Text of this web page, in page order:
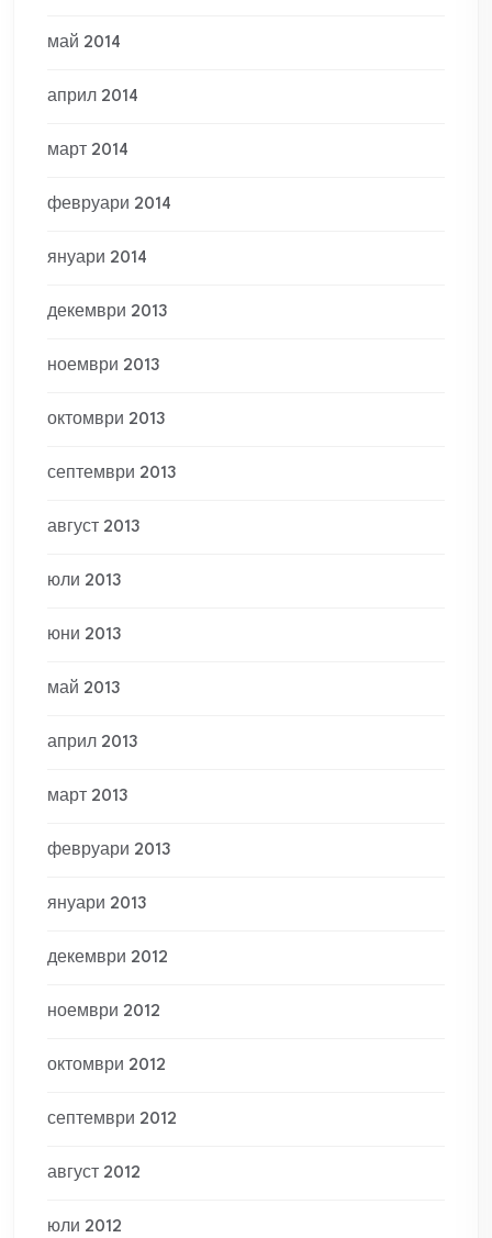
май 2014
април 2014
март 2014
февруари 2014
януари 2014
декември 2013
ноември 2013
октомври 2013
септември 2013
август 2013
юли 2013
юни 2013
май 2013
април 2013
март 2013
февруари 2013
януари 2013
декември 2012
ноември 2012
октомври 2012
септември 2012
август 2012
юли 2012